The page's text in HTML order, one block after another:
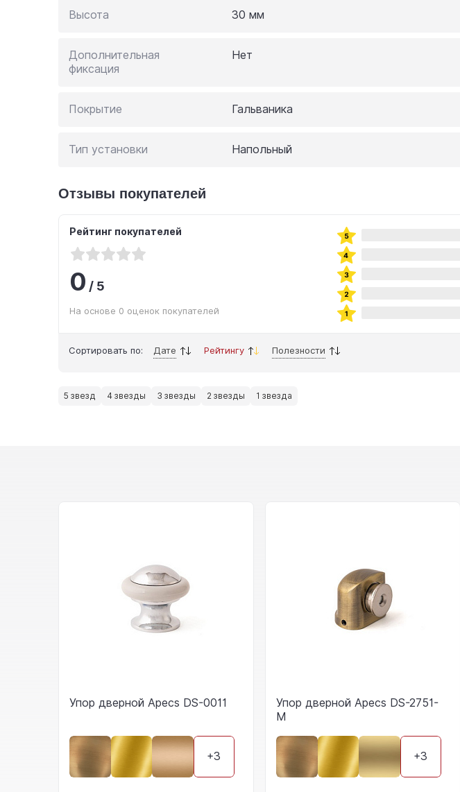
Высота 30 мм
Дополнительная
фиксация
Нет
Покрытие Гальваника
Тип установки Напольный
Отзывы покупателей
Рейтинг покупателей
0/5
На основе 0 оценок покупателей
Сортировать по: Дате Рейтингу Полезности
5 звезд 4 звезды 3 звезды 2 звезды 1 звезда
Упор дверной Apecs DS-0011
+3
Упор дверной Apecs DS-2751-
M
+3